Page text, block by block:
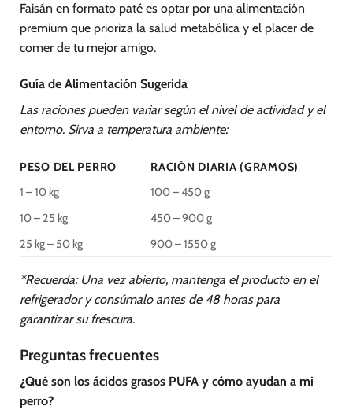
Faisán en formato paté es optar por una alimentación
premium que prioriza la salud metabólica y el placer de
comer de tu mejor amigo.
Guía de Alimentación Sugerida
Las raciones pueden variar según el nivel de actividad y el
entorno. Sirva a temperatura ambiente:
PESO DEL PERRO
RACIÓN DIARIA (GRAMOS)
1 – 10 kg
100 – 450 g
10 – 25 kg
450 – 900 g
25 kg – 50 kg
900 – 1550 g
*Recuerda: Una vez abierto, mantenga el producto en el
refrigerador y consúmalo antes de 48 horas para
garantizar su frescura.
Preguntas frecuentes
¿Qué son los ácidos grasos PUFA y cómo ayudan a mi
perro?